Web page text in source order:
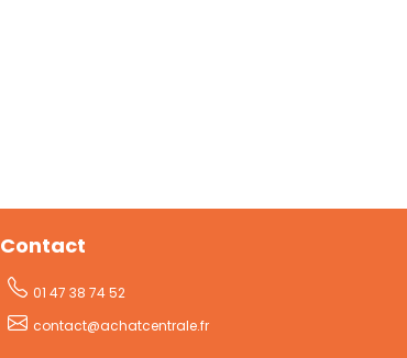
Contact
01 47 38 74 52
contact@achatcentrale.fr